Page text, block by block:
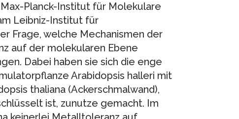
Planck-Institut für Molekulare
Leibniz-Institut für
Frage, welche Mechanismen der
auf der molekularen Ebene
Dabei haben sie sich die enge
Arabidopsis halleri mit
thaliana (Ackerschmalwand),
ist, zunutze gemacht. Im